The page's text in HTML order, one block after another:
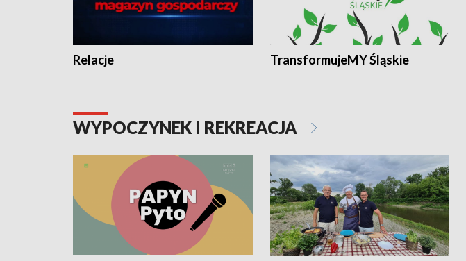
Relacje TransformujeMY Śląskie
WYPOCZYNEK I REKREACJA